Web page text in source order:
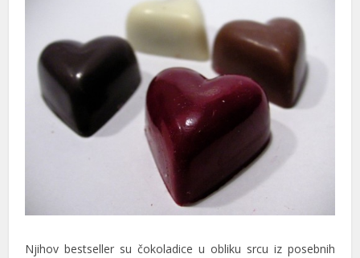
Njihov bestseller su čokoladice u obliku srcu iz posebnih